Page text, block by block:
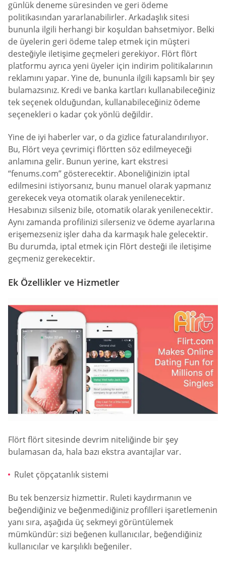
günlük deneme süresinden ve geri ödeme
politikasından yararlanabilirler. Arkadaşlık sitesi
bununla ilgili herhangi bir koşuldan bahsetmiyor. Belki
de üyelerin geri ödeme talep etmek için müşteri
desteğiyle iletişime geçmeleri gerekiyor. Flört flört
platformu ayrıca yeni üyeler için indirim politikalarının
reklamını yapar. Yine de, bununla ilgili kapsamlı bir şey
bulamazsınız. Kredi ve banka kartları kullanabileceğiniz
tek seçenek olduğundan, kullanabileceğiniz ödeme
seçenekleri o kadar çok yönlü değildir.
Yine de iyi haberler var, o da gizlice faturalandırılıyor.
Bu, Flört veya çevrimiçi flörtten söz edilmeyeceği
anlamına gelir. Bunun yerine, kart ekstresi
“fenums.com” gösterecektir. Aboneliğinizin iptal
edilmesini istiyorsanız, bunu manuel olarak yapmanız
gerekecek veya otomatik olarak yenilenecektir.
Hesabınızı silseniz bile, otomatik olarak yenilenecektir.
Aynı zamanda profilinizi silerseniz ve ödeme ayarlarına
erişemezseniz işler daha da karmaşık hale gelecektir.
Bu durumda, iptal etmek için Flört desteği ile iletişime
geçmeniz gerekecektir.
Ek Özellikler ve Hizmetler
Flört flört sitesinde devrim niteliğinde bir şey
bulamasan da, hala bazı ekstra avantajlar var.
Rulet çöpçatanlık sistemi
Bu tek benzersiz hizmettir. Ruleti kaydırmanın ve
beğendiğiniz ve beğenmediğiniz profilleri işaretlemenin
yanı sıra, aşağıda üç sekmeyi görüntülemek
mümkündür: sizi beğenen kullanıcılar, beğendiğiniz
kullanıcılar ve karşılıklı beğeniler.